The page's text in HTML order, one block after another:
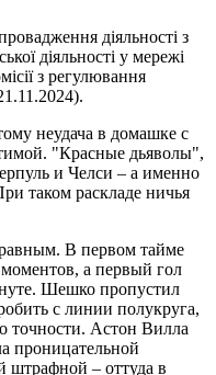
діяльності з
діяльності у мережі
з регулювання
неудача в домашке с
"Красные дьяволы",
и Челси – а именно
таком раскладе ничья
В первом тайме
а первый гол
Шешко пропустил
с линии полукруга,
точности. Астон Вилла
проницательной
штрафной – оттуда в